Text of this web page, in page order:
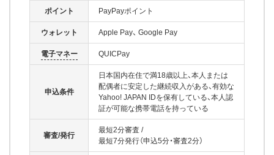
ポイント PayPayポイント
ウォレット Apple Pay Google Pay
電子マネー QUICPay
申込条件
日本国内在住で満18歳以上、本人または
配偶者に安定した継続収入がある、有効な
Yahoo! JAPAN IDを保有している、本人認
証が可能な携帯電話を持っている
審査/発行
最短2分審査 /
最短7分発行（申込5分・審査2分）